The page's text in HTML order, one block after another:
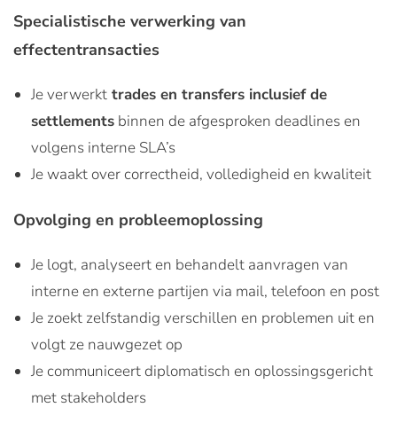
Specialistische verwerking van
effectentransacties
Je verwerkt trades en transfers inclusief de
settlements binnen de afgesproken deadlines en
volgens interne SLA’s
Je waakt over correctheid, volledigheid en kwaliteit
Opvolging en probleemoplossing
Je logt, analyseert en behandelt aanvragen van
interne en externe partijen via mail, telefoon en post
Je zoekt zelfstandig verschillen en problemen uit en
volgt ze nauwgezet op
Je communiceert diplomatisch en oplossingsgericht
met stakeholders